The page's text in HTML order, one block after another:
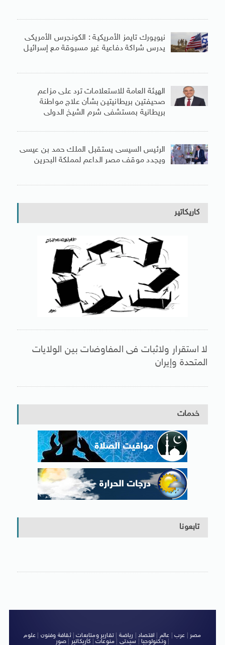
نيويورك تايمز الأمريكية : الكونجرس الأمريكى
يدرس شراكة دفاعية غير مسبوقة مع إسرائيل
الهيئة العامة للاستعلامات ترد على مزاعم
صحيفتين بريطانيتين بشأن علاج مواطنة
بريطانية بمستشفى شرم الشيخ الدولى
الرئيس السيسى يستقبل الملك حمد بن عيسى
ويجدد موقف مصر الداعم لمملكة البحرين
كاريكاتير
لا استقرار ولاثبات فى المفاوضات بين الولايات
المتحدة وإيران
خدمات
تابعونا
مصر عرب عالم اقتصاد رياضة |تقارير ومتابعات|ثقافة وفنون
علوم
وتكنولوجيا| سيدتى منوعات كاريكاتير صور |